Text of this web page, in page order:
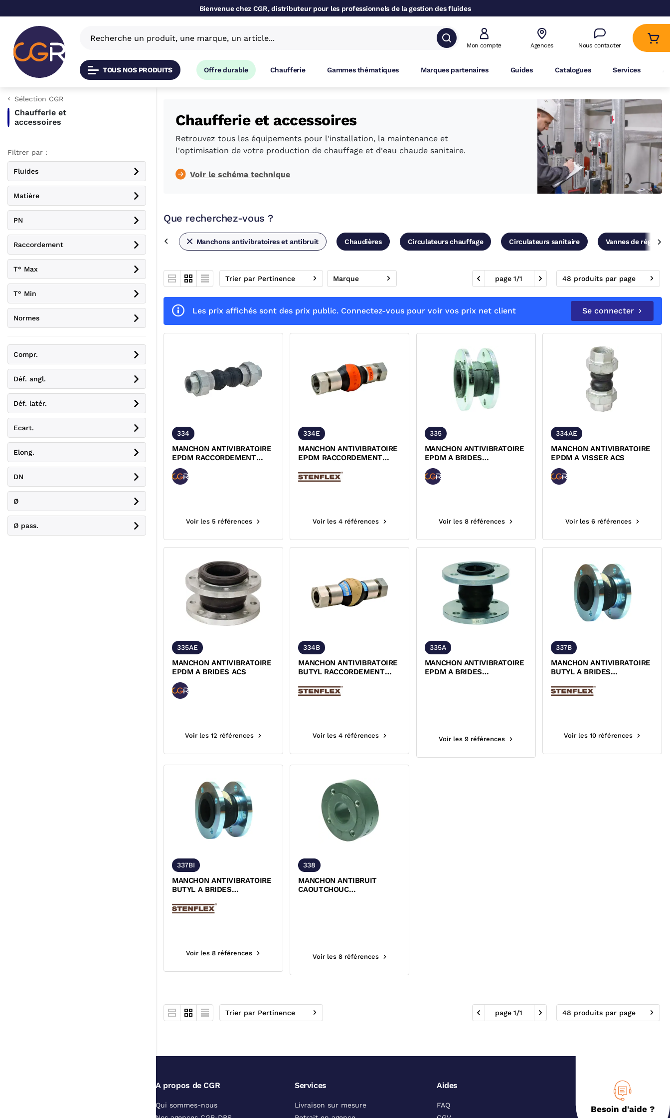
Bienvenue chez CGR, distributeur pour les professionnels de la gestion des fluides
Mon compte Agences Nous contacter
TOUS NOS PRODUITS Offre durable Chaufferie Gammes thématiques Marques partenaires Guides Catalogues Services
Chaufferie et accessoires
Retrouvez tous les équipements pour l'installation, la maintenance et
l'optimisation de votre production de chauffage et d'eau chaude sanitaire.
Voir le schéma technique
Que recherchez-vous ?
Manchons antivibratoires et antibruit Chaudières Circulateurs chauffage Circulateurs sanitaire Vannes de
Trier par Pertinence Marque page 1/1 48 produits par page
Sélection CGR
Chaufferie et
accessoires
Filtrer par :
Fluides
Matière
PN
Raccordement
T° Max
T° Min
Normes
Compr.
Déf. angl.
Déf. latér.
Ecart.
Elong.
DN
Ø
Ø pass.
Les prix affichés sont des prix public. Connectez-vous pour voir vos prix net client Se connecter
334
MANCHON ANTIVIBRATOIRE
EPDM RACCORDEMENT
UNION FONTE FEMELLE 334
CGR
Voir les 5 références
334E
MANCHON ANTIVIBRATOIRE
EPDM RACCORDEMENT
Voir les 4 références
335
MANCHON ANTIVIBRATOIRE
EPDM A BRIDES
TOURNANTES ACIER
PN10/16 335
Voir les 8 références
334AE
MANCHON ANTIVIBRATOIRE
EPDM A VISSER ACS
Voir les 6 références
335AE
MANCHON ANTIVIBRATOIRE
EPDM A BRIDES ACS
Voir les 12 références
334B
MANCHON ANTIVIBRATOIRE
BUTYL RACCORDEMENT
ACS
Voir les 4 références
335A
MANCHON ANTIVIBRATOIRE
EPDM A BRIDES
Voir les 9 références
337B
MANCHON ANTIVIBRATOIRE
BUTYL A BRIDES
PN10/PN16 ACS
Voir les 10 références
337BI
MANCHON ANTIVIBRATOIRE
BUTYL A BRIDES
PN10/PN16 ACS
Voir les 8 références
338
MANCHON ANTIBRUIT
CAOUTCHOUC
Voir les 8 références
Trier par Pertinence page 1/1 48 produits par page
Besoin d'aide ?
A propos de CGR
Qui sommes-nous
Services
Livraison sur mesure
Aides
FAQ